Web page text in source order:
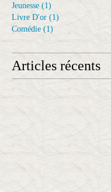
Jeunesse (1)
Livre D'or (1)
Comédie (1)
Articles récents